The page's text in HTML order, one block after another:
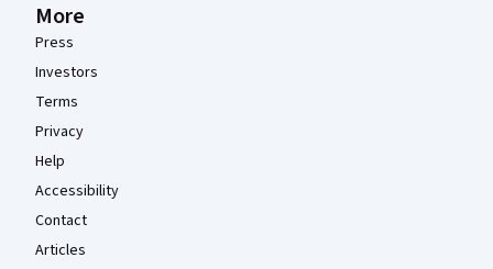
More
Press
Investors
Terms
Privacy
Help
Accessibility
Contact
Articles